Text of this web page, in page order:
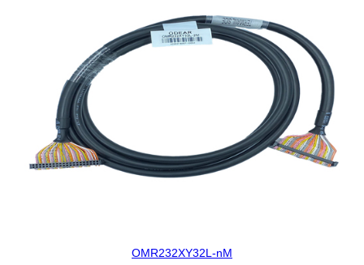
OMR232XY32L-nM